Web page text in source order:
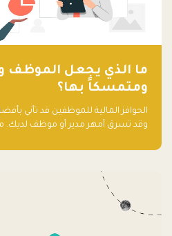
ما الذي يجعل الموظف
ومتمسكاً بها؟
الحوافز المالية للموظفين قد تأتي
وقد تسرق أمهر مدير أو موظف لديك.